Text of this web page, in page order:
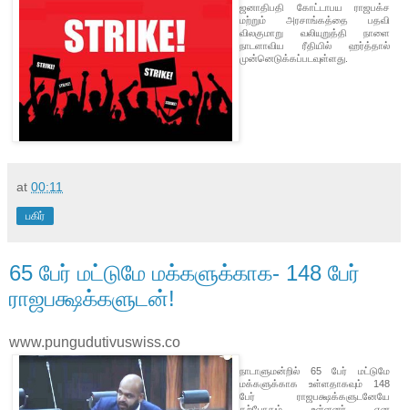
ஜனாதிபதி கோட்டாபய ராஜபக்ச
மற்றும் அரசாங்கத்தை பதவி
விலகுமாறு வலியுறுத்தி நாளை
நாடளாவிய ரீதியில் ஹர்த்தால்
முன்னெடுக்கப்படவுள்ளது.
at 00:11
பகிர்
65 பேர் மட்டுமே மக்களுக்காக- 148 பேர்
ராஜபக்ஷக்களுடன்!
www.pungudutivuswiss.co
நாடாளுமன்றில் 65 பேர் மட்டுமே
மக்களுக்காக உள்ளதாகவும் 148
பேர் ராஜபக்ஷக்களுடனேயே